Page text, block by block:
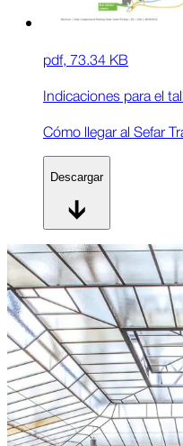
pdf, 73.34 KB
Indicaciones para el
Cómo llegar al Sefar
Descargar